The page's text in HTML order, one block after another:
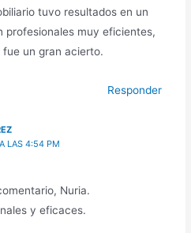
tuvo resultados en un
profesionales muy eficientes,
un gran acierto.
Responder
LAS 4:54 PM
Nuria.
y eficaces.